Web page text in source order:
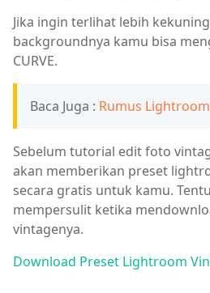
Jika ingin terlihat lebih
backgroundnya kamu bisa
CURVE.
Baca Juga : Rumus
Sebelum tutorial edit foto
akan memberikan preset
secara gratis untuk kamu.
mempersulit ketika
vintagenya.
Download Preset Lightroom